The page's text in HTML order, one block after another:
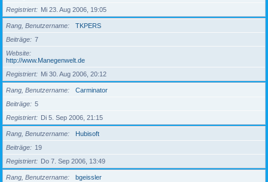
Registriert
Mi 23. Aug 2006, 19:05
Rang, Benutzername
TKPERS
Beiträge
7
Website
http://www.Manegenwelt.de
Registriert
Mi 30. Aug 2006, 20:12
Rang, Benutzername
Carminator
Beiträge
5
Registriert
Di 5. Sep 2006, 21:15
Rang, Benutzername
Hubisoft
Beiträge
19
Registriert
Do 7. Sep 2006, 13:49
Rang, Benutzername
bgeissler